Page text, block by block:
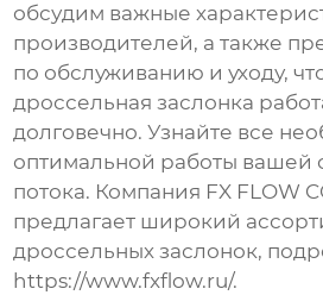
обсудим важные
производителей, а также
по обслуживанию и уходу,
дроссельная заслонка
долговечно. Узнайте все
оптимальной работы вашей
потока. Компания FX FLOW
предлагает широкий
дроссельных заслонок,
https://www.fxflow.ru/.